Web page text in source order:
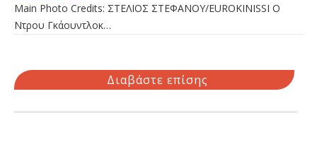
Main Photo Credits: ΣΤΕΛΙΟΣ ΣΤΕΦΑΝΟΥ/EUROKINISSI Ο
Ντρου Γκάουντλοκ…
Διαβάστε επίσης